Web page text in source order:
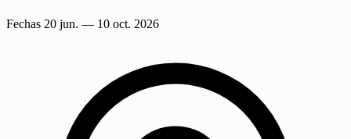
Fechas 20 jun. — 10 oct. 2026